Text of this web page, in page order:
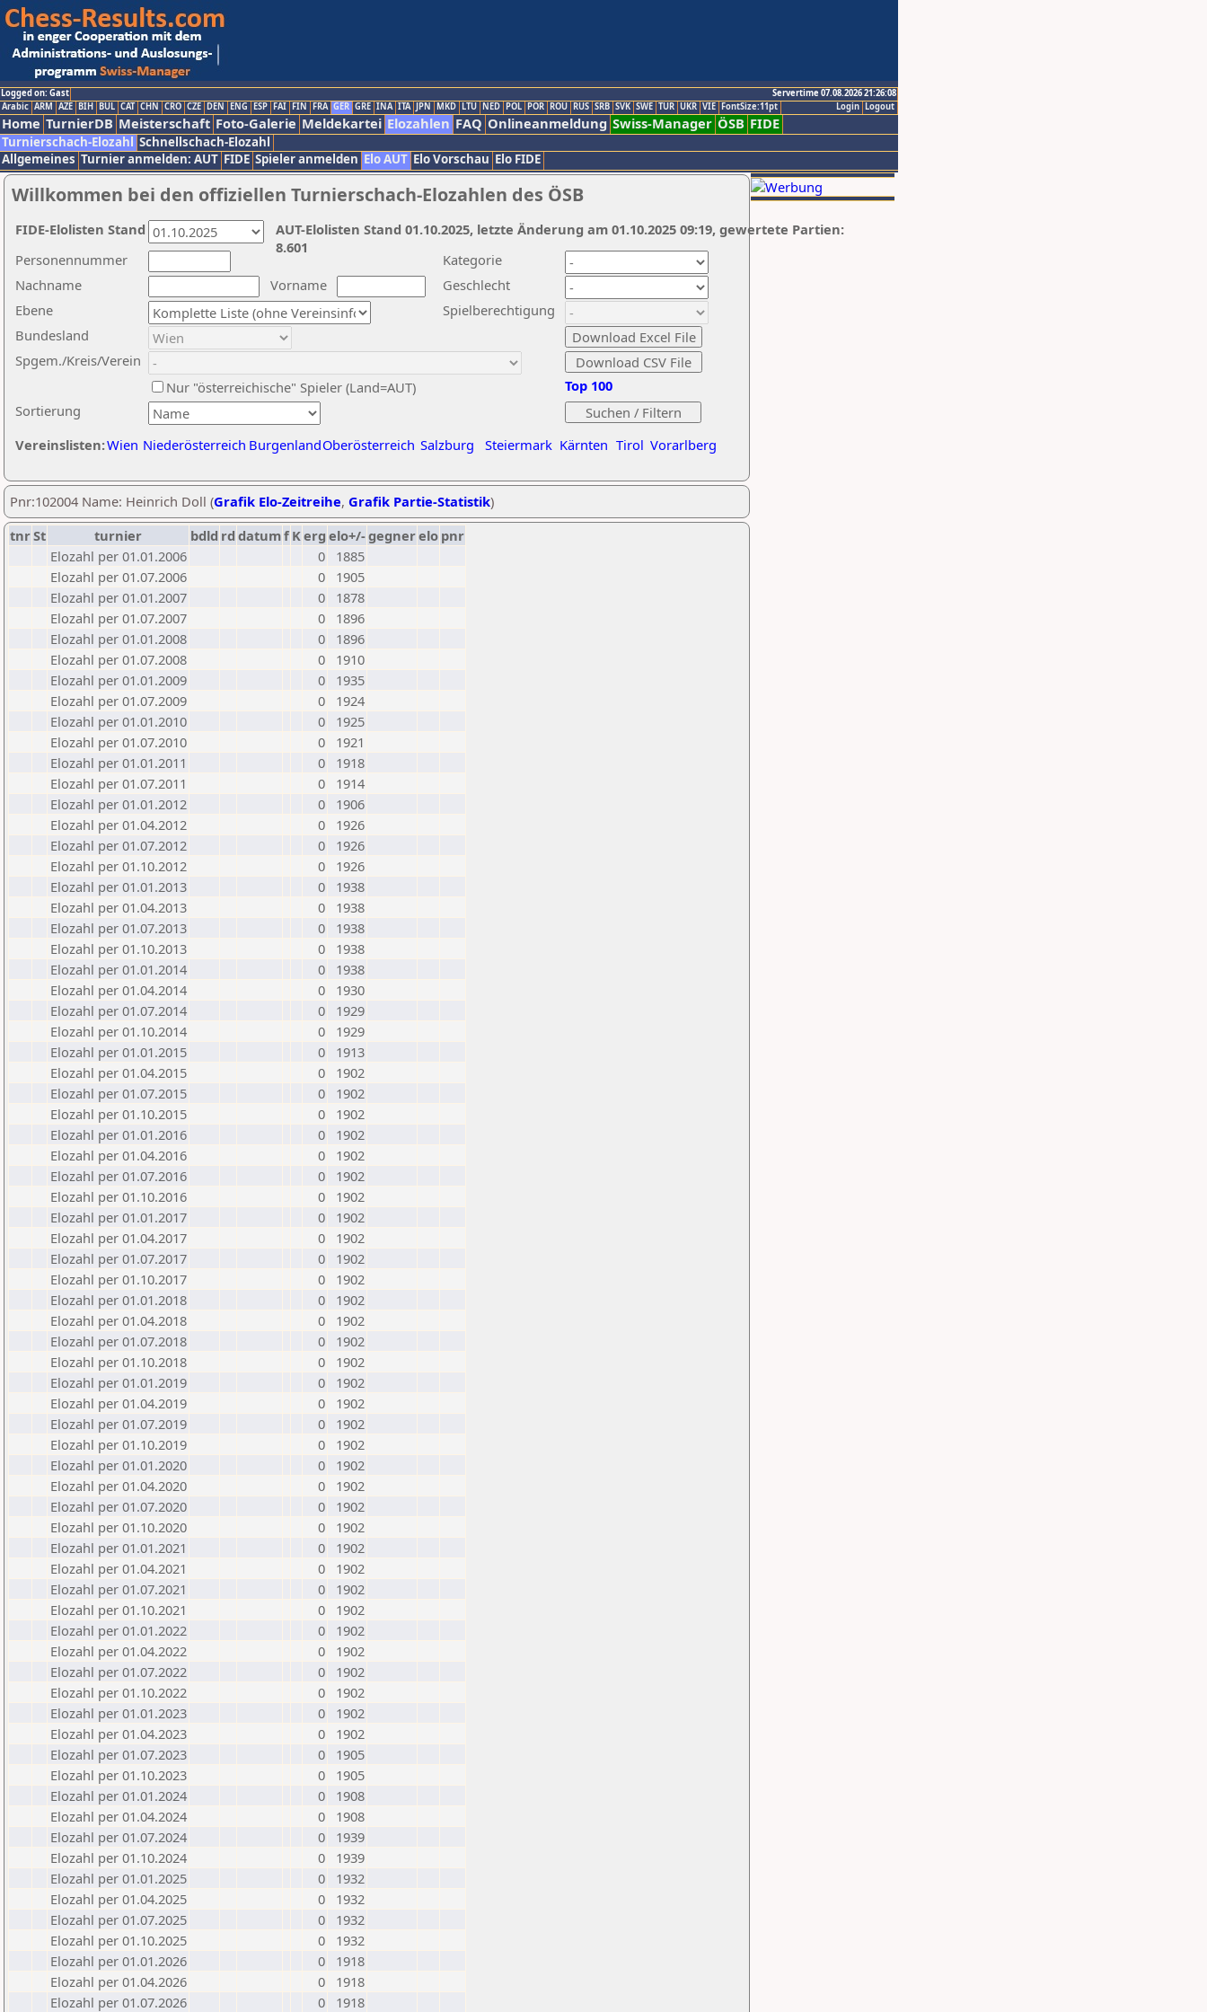
Logged on: Gast
Servertime 07.08.2026 21:26:08
Logout
Login
Arabic ARM AZE BIH BUL CAT CHN CRO CZE DEN ENG ESP FAI FIN FRA GER GRE INA ITA JPN MKD LTU NED POL POR ROU RUS SRB SVK SWE TUR UKR VIE FontSize:11pt
Home TurnierDB Meisterschaft Foto-Galerie Meldekartei Elozahlen FAQ Onlineanmeldung Swiss-Manager ÖSB FIDE
Turnierschach-Elozahl Schnellschach-Elozahl
Allgemeines Turnier anmelden: AUT FIDE Spieler anmelden Elo AUT Elo Vorschau Elo FIDE
Willkommen bei den offiziellen Turnierschach-Elozahlen des ÖSB
Nachname
Vorname
Ebene
Kategorie
Sortierung
Personennummer
Bundesland
Spgem./Kreis/Verein
Geschlecht
Nur "österreichische" Spieler (Land=AUT)
Spielberechtigung
Vereinslisten:Wien Niederösterreich BurgenlandOberösterreich Salzburg Steiermark Kärnten Tirol Vorarlberg
Top 100
AUT-Elolisten Stand 01.10.2025, letzte Änderung am 01.10.2025 09:19, gewertete Partien:
8.601
FIDE-Elolisten Stand
Pnr:102004 Name: Heinrich Doll (Grafik Elo-Zeitreihe, Grafik Partie-Statistik)
tnrSt turnier bdld rd datumf Kerg elo+/-gegnerelo pnr
Elozahl per 01.01.2006
0
1885
Elozahl per 01.07.2006
0
1905
Elozahl per 01.01.2007
0
1878
Elozahl per 01.07.2007
0
1896
Elozahl per 01.01.2008
0
1896
Elozahl per 01.07.2008
0
1910
Elozahl per 01.01.2009
0
1935
Elozahl per 01.07.2009
0
1924
Elozahl per 01.01.2010
0
1925
Elozahl per 01.07.2010
0
1921
Elozahl per 01.01.2011
0
1918
Elozahl per 01.07.2011
0
1914
Elozahl per 01.01.2012
0
1906
Elozahl per 01.04.2012
0
1926
Elozahl per 01.07.2012
0
1926
Elozahl per 01.10.2012
0
1926
Elozahl per 01.01.2013
0
1938
Elozahl per 01.04.2013
0
1938
Elozahl per 01.07.2013
0
1938
Elozahl per 01.10.2013
0
1938
Elozahl per 01.01.2014
0
1938
Elozahl per 01.04.2014
0
1930
Elozahl per 01.07.2014
0
1929
Elozahl per 01.10.2014
0
1929
Elozahl per 01.01.2015
0
1913
Elozahl per 01.04.2015
0
1902
Elozahl per 01.07.2015
0
1902
Elozahl per 01.10.2015
0
1902
Elozahl per 01.01.2016
0
1902
Elozahl per 01.04.2016
0
1902
Elozahl per 01.07.2016
0
1902
Elozahl per 01.10.2016
0
1902
Elozahl per 01.01.2017
0
1902
Elozahl per 01.04.2017
0
1902
Elozahl per 01.07.2017
0
1902
Elozahl per 01.10.2017
0
1902
Elozahl per 01.01.2018
0
1902
Elozahl per 01.04.2018
0
1902
Elozahl per 01.07.2018
0
1902
Elozahl per 01.10.2018
0
1902
Elozahl per 01.01.2019
0
1902
Elozahl per 01.04.2019
0
1902
Elozahl per 01.07.2019
0
1902
Elozahl per 01.10.2019
0
1902
Elozahl per 01.01.2020
0
1902
Elozahl per 01.04.2020
0
1902
Elozahl per 01.07.2020
0
1902
Elozahl per 01.10.2020
0
1902
Elozahl per 01.01.2021
0
1902
Elozahl per 01.04.2021
0
1902
Elozahl per 01.07.2021
0
1902
Elozahl per 01.10.2021
0
1902
Elozahl per 01.01.2022
0
1902
Elozahl per 01.04.2022
0
1902
Elozahl per 01.07.2022
0
1902
Elozahl per 01.10.2022
0
1902
Elozahl per 01.01.2023
0
1902
Elozahl per 01.04.2023
0
1902
Elozahl per 01.07.2023
0
1905
Elozahl per 01.10.2023
0
1905
Elozahl per 01.01.2024
0
1908
Elozahl per 01.04.2024
0
1908
Elozahl per 01.07.2024
0
1939
Elozahl per 01.10.2024
0
1939
Elozahl per 01.01.2025
0
1932
Elozahl per 01.04.2025
0
1932
Elozahl per 01.07.2025
0
1932
Elozahl per 01.10.2025
0
1932
Elozahl per 01.01.2026
0
1918
Elozahl per 01.04.2026
0
1918
Elozahl per 01.07.2026
0 1918